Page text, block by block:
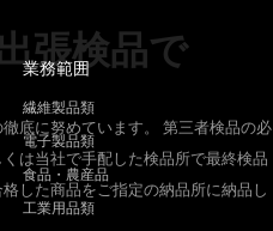
張検品で
底に努めています。 第三者検品の必
は当社で手配した検品所で最終検品
した商品をご指定の納品所に納品し
業務範囲
繊維製品類
電子製品類
食品・農産品
工業用品類